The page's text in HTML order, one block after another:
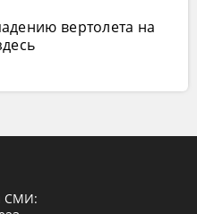
вертолета на
СМИ: